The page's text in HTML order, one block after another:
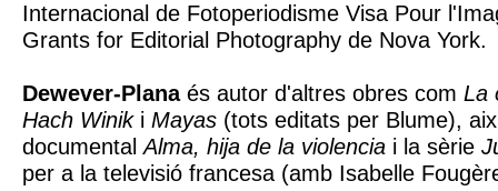
Internacional de Fotoperiodisme Visa Pour
Grants for Editorial Photography de Nova York.
Dewever-Planaés autor d'altres obres com La
Hach Winiki Mayas (tots editats per Blume),
documentalAlma, hija de la violencia i la sèrie
per a la televisió francesa (amb Isabelle